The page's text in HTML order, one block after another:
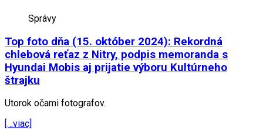
Správy
Top foto dňa (15. október 2024): Rekordná
chlebová reťaz z Nitry, podpis memoranda s
Hyundai Mobis aj prijatie výboru Kultúrneho
štrajku
Utorok očami fotografov.
[…viac]